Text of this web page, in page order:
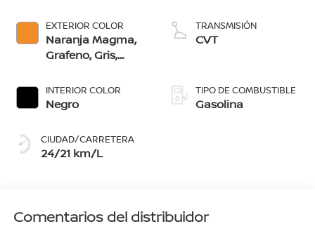
EXTERIOR COLOR
Naranja Magma,
Grafeno, Gris,
Burdeos, Blanco
Perlado, Azul
Perlado/Negro,
Grafeno/Negro,
Azul
Magma/Negro
INTERIOR COLOR
Negro
CIUDAD/CARRETERA
24/21 km/L
TRANSMISIÓN
CVT
TIPO DE COMBUSTIBLE
Gasolina
Comentarios del distribuidor